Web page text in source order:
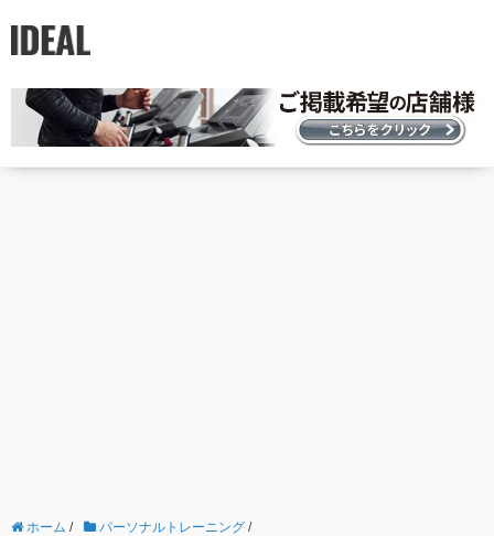
ホーム / パーソナルトレーニング /